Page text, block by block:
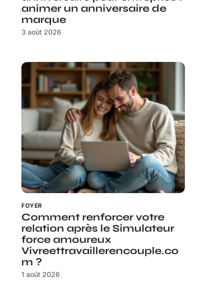
animer un anniversaire de
marque
3 août 2026
FOYER
Comment renforcer votre
relation après le Simulateur
force amoureux
Vivreettravaillerencouple.co
m ?
1 août 2026